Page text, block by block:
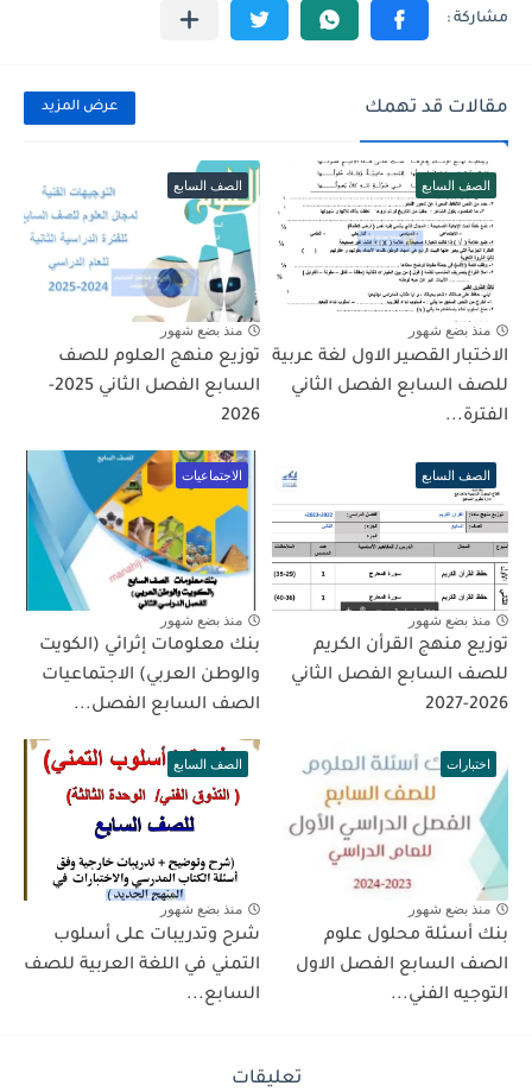
مقالات قد تهمك عرض المزيد
الصف السابع
منذ بضع شهور
الاختبار القصير الاول لغة عربية
للصف السابع الفصل الثاني
الفترة...
الصف السابع
منذ بضع شهور
توزيع منهج العلوم للصف
السابع الفصل الثاني 2025-
2026
الصف السابع
منذ بضع شهور
توزيع منهج القرأن الكريم
للصف السابع الفصل الثاني
2026-2027
الاجتماعيات
منذ بضع شهور
بنك معلومات إثرائي (الكويت
والوطن العربي) الاجتماعيات
الصف السابع الفصل...
اختبارات
منذ بضع شهور
بنك أسئلة محلول علوم
الصف السابع الفصل الاول
التوجيه الفني...
الصف السابع
منذ بضع شهور
شرح وتدريبات على أسلوب
التمني في اللغة العربية للصف
السابع...
تعليقات